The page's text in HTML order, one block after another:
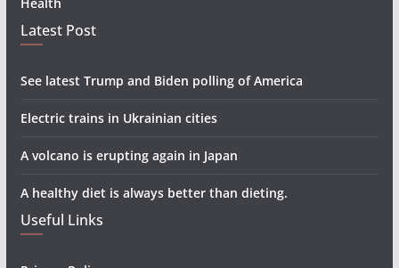
Latest Post
See latest Trump and Biden polling of America
Electric trains in Ukrainian cities
A volcano is erupting again in Japan
A healthy diet is always better than dieting.
Useful Links